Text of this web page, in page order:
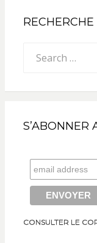
RECHERCHE
for:
S’ABONNER
CONSULTER LE